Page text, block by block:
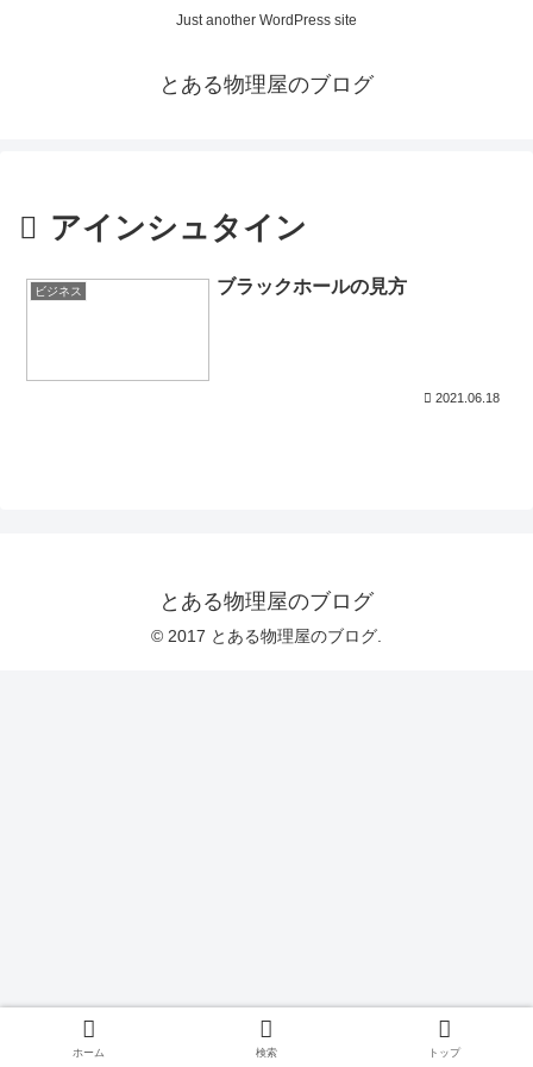
Just another WordPress site
とある物理屋のブログ
アインシュタイン
ビジネス ブラックホールの見方
2021.06.18
とある物理屋のブログ
© 2017 とある物理屋のブログ.
ホーム 検索 トップ